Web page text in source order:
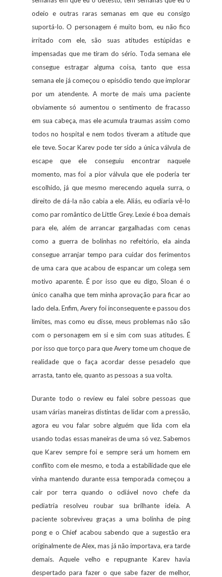
odeio e outras raras semanas em que eu consigo
suportá-lo. O personagem é muito bom, eu não fico
irritado com ele, são suas atitudes estúpidas e
impensadas que me tiram do sério. Toda semana ele
consegue estragar alguma coisa, tanto que essa
semana ele já começou o episódio tendo que implorar
por um atendente. A morte de mais uma paciente
obviamente só aumentou o sentimento de fracasso
em sua cabeça, mas ele acumula traumas assim como
todos no hospital e nem todos tiveram a atitude que
ele teve. Socar Karev pode ter sido a única válvula de
escape que ele conseguiu encontrar naquele
momento, mas foi a pior válvula que ele poderia ter
escolhido, já que mesmo merecendo aquela surra, o
direito de dá-la não cabia a ele. Aliás, eu odiaria vê-lo
como par romântico de Little Grey. Lexie é boa demais
para ele, além de arrancar gargalhadas com cenas
como a guerra de bolinhas no refeitório, ela ainda
consegue arranjar tempo para cuidar dos ferimentos
de uma cara que acabou de espancar um colega sem
motivo aparente. É por isso que eu digo, Sloan é o
único canalha que tem minha aprovação para ficar ao
lado dela. Enfim, Avery foi inconsequente e passou dos
limites, mas como eu disse, meus problemas não são
com o personagem em si e sim com suas atitudes. É
por isso que torço para que Avery tome um choque de
realidade que o faça acordar desse pesadelo que
arrasta, tanto ele, quanto as pessoas a sua volta.
Durante todo o review eu falei sobre pessoas que
usam várias maneiras distintas de lidar com a pressão,
agora eu vou falar sobre alguém que lida com ela
usando todas essas maneiras de uma só vez. Sabemos
que Karev sempre foi e sempre será um homem em
conflito com ele mesmo, e toda a estabilidade que ele
vinha mantendo durante essa temporada começou a
cair por terra quando o odiável novo chefe da
pediatria resolveu roubar sua brilhante ideia. A
paciente sobreviveu graças a uma bolinha de ping
pong e o Chief acabou sabendo que a sugestão era
originalmente de Alex, mas já não importava, era tarde
demais. Aquele velho e repugnante Karev havia
despertado para fazer o que sabe fazer de melhor,